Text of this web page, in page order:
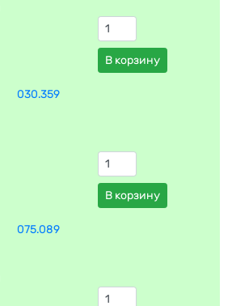
В корзину
030.359
В корзину
075.089